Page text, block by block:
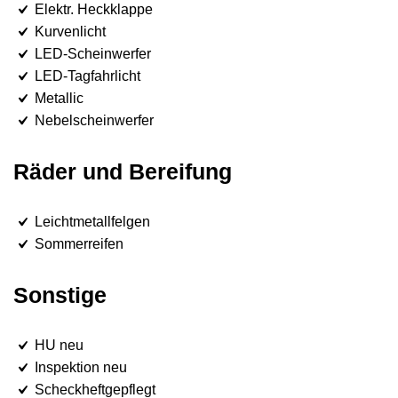
Elektr. Heckklappe
Kurvenlicht
LED-Scheinwerfer
LED-Tagfahrlicht
Metallic
Nebelscheinwerfer
Räder und Bereifung
Leichtmetallfelgen
Sommerreifen
Sonstige
HU neu
Inspektion neu
Scheckheftgepflegt